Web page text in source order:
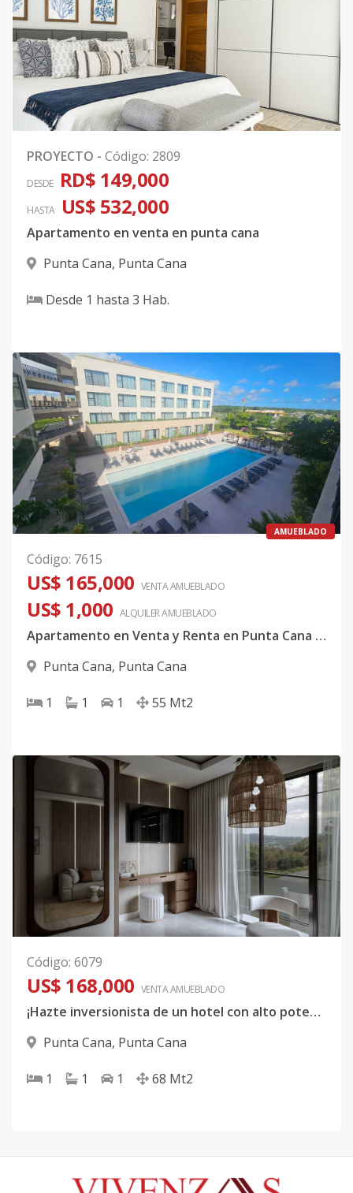
PROYECTO - Código: 2809
DESDE RD$ 149,000
HASTA US$ 532,000
Apartamento en venta en punta cana
Punta Cana, Punta Cana
Desde 1 hasta 3 Hab.
AMUEBLADO
Código: 7615
US$ 165,000 VENTA AMUEBLADO
US$ 1,000 ALQUILERAMUEBLADO
Apartamento en Venta y Renta en Punta Cana ( Single One)
Punta Cana, Punta Cana
1 1 1 55 Mt2
Código: 6079
US$ 168,000 VENTA AMUEBLADO
¡Hazte inversionista de un hotel con alto potencial de retorno! Desarrollo único con gestión hotelera profesional. Un equipo especializado en administración hotelera de lujo
Punta Cana, Punta Cana
1 1 1 68 Mt2